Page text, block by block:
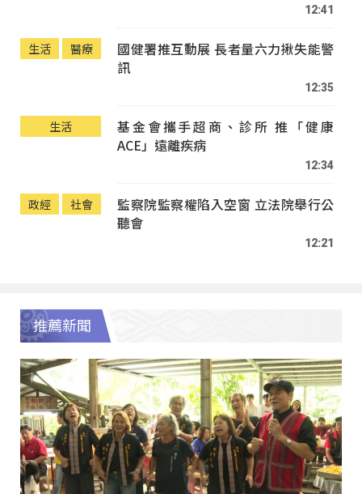
12:41
生活 醫療
國健署推互動展 長者量六力揪失能警
訊
12:35
生活
基金會攜手超商、診所 推「健康
ACE」遠離疾病
12:34
政經 社會
監察院監察權陷入空窗 立法院舉行公
聽會
12:21
推薦新聞